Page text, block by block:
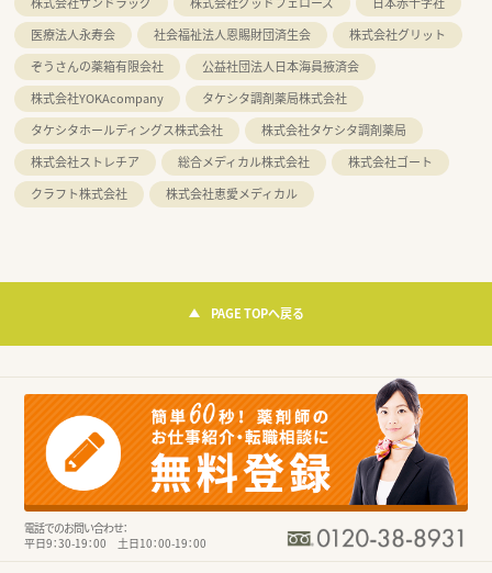
医療法人永寿会
社会福祉法人恩賜財団済生会
株式会社グリット
ぞうさんの薬箱有限会社
公益社団法人日本海員掖済会
株式会社YOKAcompany
タケシタ調剤薬局株式会社
タケシタホールディングス株式会社
株式会社タケシタ調剤薬局
株式会社ストレチア
総合メディカル株式会社
株式会社ゴート
クラフト株式会社
株式会社恵愛メディカル
PAGE TOPへ戻る
電話でのお問い合わせ：
平日9：30-19：00 土日10：00-19：00